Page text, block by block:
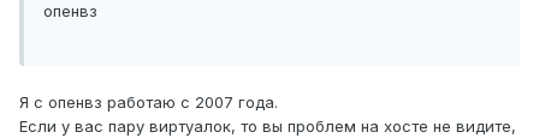
опенвз
Я с опенвз работаю с 2007 года.
Если у вас пару виртуалок, то вы проблем на хосте не видите,